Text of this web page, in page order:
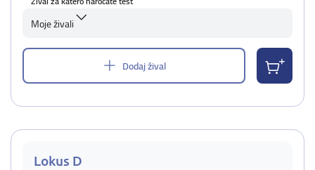
Moje živali
Dodaj žival
Lokus D